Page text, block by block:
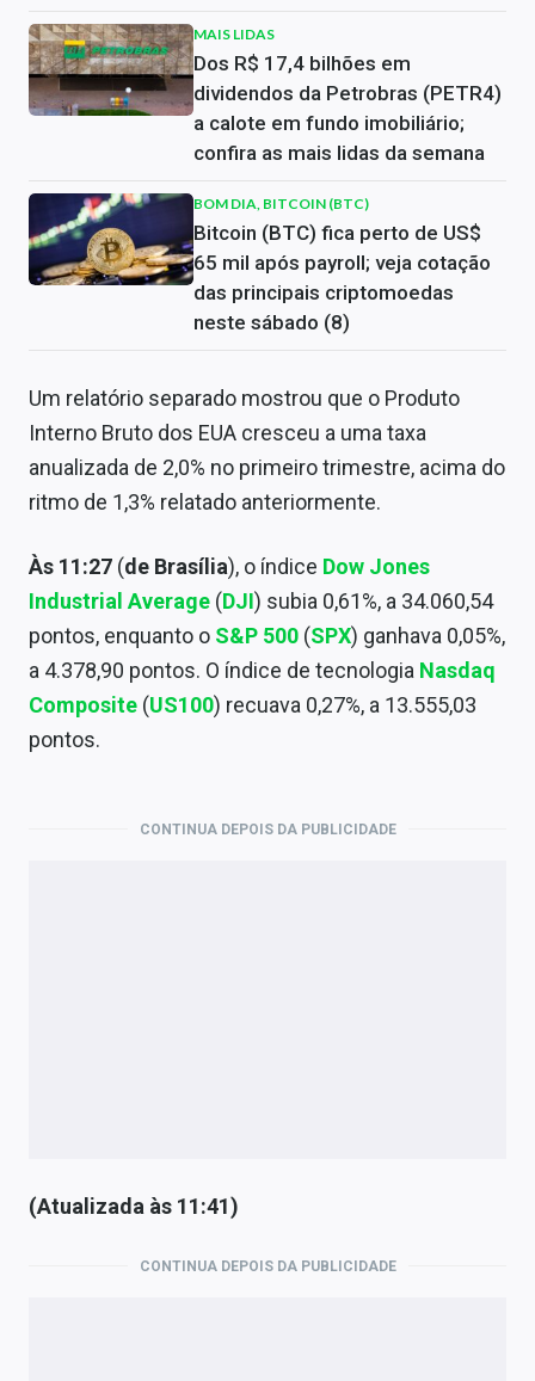
MAIS LIDAS
Dos R$ 17,4 bilhões em
dividendos da Petrobras (PETR4)
a calote em fundo imobiliário;
confira as mais lidas da semana
BOM DIA, BITCOIN (BTC)
Bitcoin (BTC) fica perto de US$
65 mil após payroll; veja cotação
das principais criptomoedas
neste sábado (8)
Um relatório separado mostrou que o Produto
Interno Bruto dos EUA cresceu a uma taxa
anualizada de 2,0% no primeiro trimestre, acima do
ritmo de 1,3% relatado anteriormente.
Às 11:27 (de Brasília), o índice Dow Jones
Industrial Average (DJI) subia 0,61%, a 34.060,54
pontos, enquanto o S&P 500 (SPX) ganhava 0,05%,
a 4.378,90 pontos. O índice de tecnologia Nasdaq
Composite (US100) recuava 0,27%, a 13.555,03
pontos.
CONTINUA DEPOIS DA PUBLICIDADE
(Atualizada às 11:41)
CONTINUA DEPOIS DA PUBLICIDADE